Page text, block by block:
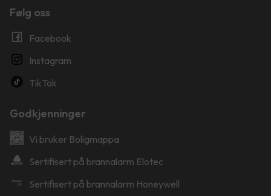
Følg oss
Facebook
Instagram
TikTok
Godkjenninger
Vi bruker Boligmappa
Sertifisert på brannalarm Elotec
Sertifisert på brannalarm Honeywell